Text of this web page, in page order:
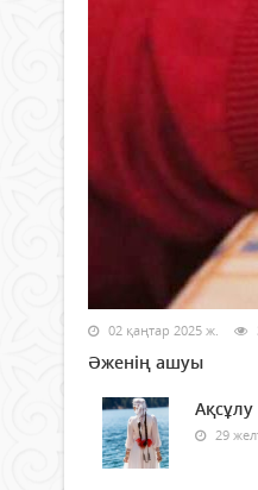
02 қаңтар 2025 ж.
Әженің ашуы
Ақсұлу
29